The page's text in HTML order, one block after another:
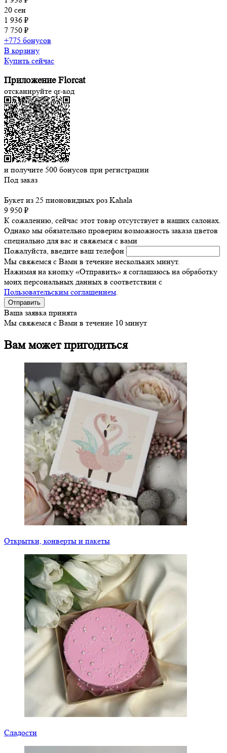
20 сен
1 936 ₽
7 750 ₽
+775 бонусов
В корзину
Купить сейчас
Приложение Florcat
отсканируйте qr-код
и получите 500 бонусов при регистрации
Под заказ
Букет из 25 пионовидных роз Kahala
9 950 ₽
К сожалению, сейчас этот товар отсутствует в наших салонах.
Однако мы обязательно проверим возможность заказа цветов
специально для вас и свяжемся с вами
Пожалуйста, введите ваш телефон
Мы свяжемся с Вами в течение нескольких минут.
Нажимая на кнопку «Отправить» я соглашаюсь на обработку
моих персональных данных в соответствии с
Пользовательским соглашением.
Ваша заявка принята
Мы свяжемся с Вами в течение 10 минут
Вам может пригодиться
Открытки, конверты и пакеты
Сладости